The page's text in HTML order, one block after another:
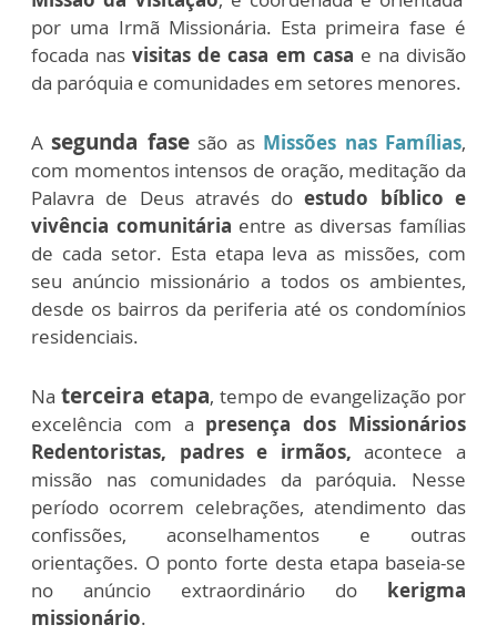
por uma Irmã Missionária. Esta primeira fase é
focada nasvisitas de casa em casa e na divisão
da paróquia e comunidades em setores menores.
Asegunda fase são as Missões nas Famílias,
com momentos intensos de oração, meditação da
Palavra de Deus através doestudo bíblico e
vivência comunitária entre as diversas famílias
de cada setor. Esta etapa leva as missões, com
seu anúncio missionário a todos os ambientes,
desde os bairros da periferia até os condomínios
residenciais.
Na terceira etapa, tempo de evangelização por
excelência com a presença dos Missionários
Redentoristas, padres e irmãos, acontece a
missão nas comunidades da paróquia. Nesse
período ocorrem celebrações, atendimento das
confissões, aconselhamentos e outras
orientações. O ponto forte desta etapa baseia-se
no anúncio extraordinário do kerigma
missionário.